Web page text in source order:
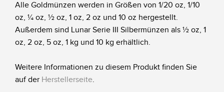
Alle Goldmünzen werden in Größen von 1/20 oz, 1/10
oz, ¼ oz, ½ oz, 1 oz, 2 oz und 10 oz hergestellt.
Außerdem sind Lunar Serie III Silbermünzen als ½ oz, 1
oz, 2 oz, 5 oz, 1 kg und 10 kg erhältlich.
Weitere Informationen zu diesem Produkt finden Sie
auf der Herstellerseite.